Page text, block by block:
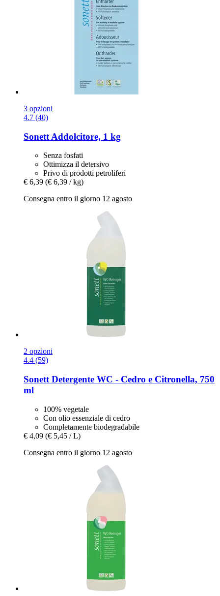
3 opzioni
4.7 (40)
Sonett Addolcitore, 1 kg
Senza fosfati
Ottimizza il detersivo
Privo di prodotti petroliferi
€ 6,39 (€ 6,39 / kg)
Consegna entro il giorno 12 agosto
2 opzioni
4.4 (59)
Sonett Detergente WC -​ Cedro e Citronella, 750
ml
100% vegetale
Con olio essenziale di cedro
Completamente biodegradabile
€ 4,09 (€ 5,45 / L)
Consegna entro il giorno 12 agosto